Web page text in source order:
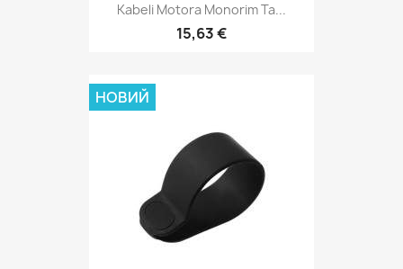
Kabeli Motora Monorim Ta...
15,63 €
НОВИЙ